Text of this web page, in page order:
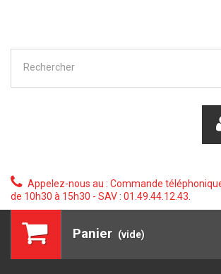
Appelez-nous au : Commande
de 10h30 à 15h30 - SAV : 01.49.44.12.43.
Panier (vide)